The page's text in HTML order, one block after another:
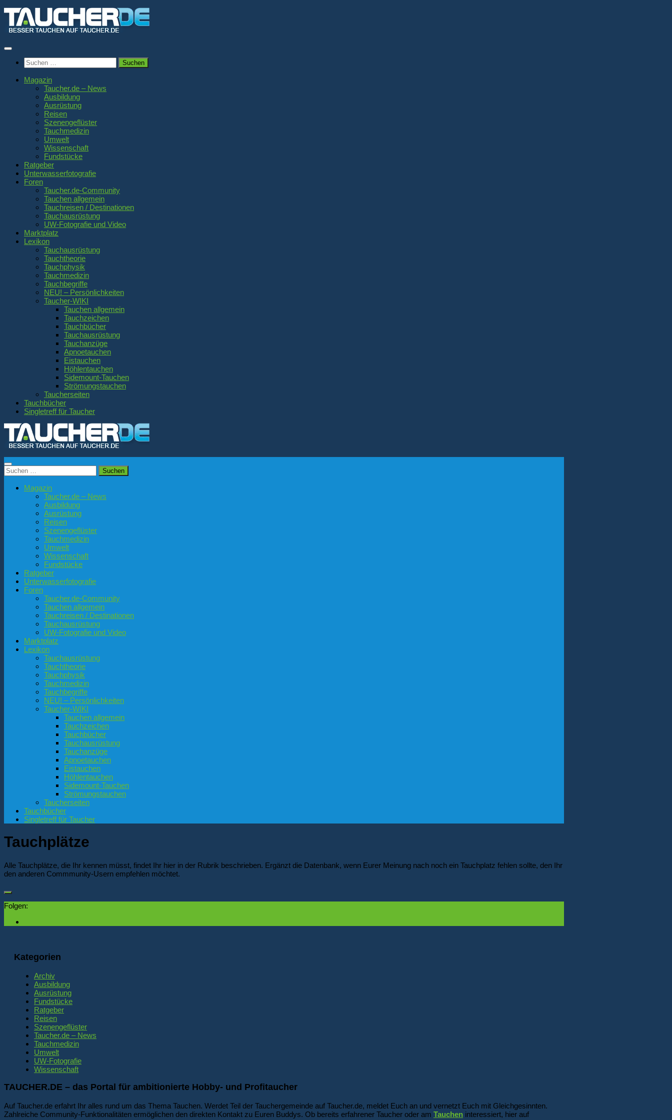
Zum
Inhalt
springen
Suchen
nach:
Magazin
Taucher.de – News
Ausbildung
Ausrüstung
Reisen
Szenengeflüster
Tauchmedizin
Umwelt
Wissenschaft
Fundstücke
Ratgeber
Unterwasserfotografie
Foren
Taucher.de-Community
Tauchen allgemein
Tauchreisen / Destinationen
Tauchausrüstung
UW-Fotografie und Video
Marktplatz
Lexikon
Tauchausrüstung
Tauchtheorie
Tauchphysik
Tauchmedizin
Tauchbegriffe
NEU! – Persönlichkeiten
Taucher-WIKI
Tauchen allgemein
Tauchzeichen
Tauchbücher
Tauchausrüstung
Tauchanzüge
Apnoetauchen
Eistauchen
Höhlentauchen
Sidemount-Tauchen
Strömungstauchen
Taucherseiten
Tauchbücher
Singletreff für Taucher
Suchen
nach:
Magazin
Taucher.de – News
Ausbildung
Ausrüstung
Reisen
Szenengeflüster
Tauchmedizin
Umwelt
Wissenschaft
Fundstücke
Ratgeber
Unterwasserfotografie
Foren
Taucher.de-Community
Tauchen allgemein
Tauchreisen / Destinationen
Tauchausrüstung
UW-Fotografie und Video
Marktplatz
Lexikon
Tauchausrüstung
Tauchtheorie
Tauchphysik
Tauchmedizin
Tauchbegriffe
NEU! – Persönlichkeiten
Taucher-WIKI
Tauchen allgemein
Tauchzeichen
Tauchbücher
Tauchausrüstung
Tauchanzüge
Apnoetauchen
Eistauchen
Höhlentauchen
Sidemount-Tauchen
Strömungstauchen
Taucherseiten
Tauchbücher
Singletreff für Taucher
Tauchplätze
Alle Tauchplätze, die Ihr kennen müsst, findet Ihr hier in der Rubrik beschrieben. Ergänzt die Datenbank, wenn Eurer Meinung nach noch ein Tauchplatz fehlen sollte, den Ihr
den anderen Commmunity-Usern empfehlen möchtet.
Folgen:
Kategorien
Archiv
Ausbildung
Ausrüstung
Fundstücke
Ratgeber
Reisen
Szenengeflüster
Taucher.de – News
Tauchmedizin
Umwelt
UW-Fotografie
Wissenschaft
TAUCHER.DE – das Portal für ambitionierte Hobby- und Profitaucher
Auf Taucher.de erfahrt Ihr alles rund um das Thema Tauchen. Werdet Teil der Tauchergemeinde auf Taucher.de, meldet Euch an und vernetzt Euch mit Gleichgesinnten.
Zahlreiche Community-Funktionalitäten ermöglichen den direkten Kontakt zu Euren Buddys. Ob bereits erfahrener Taucher oder am Tauchen interessiert, hier auf